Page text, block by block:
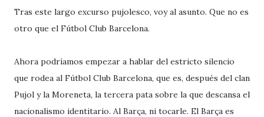
Tras este largo excurso pujolesco, voy al asunto. Que no es
otro que el Fútbol Club Barcelona.
Ahora podríamos empezar a hablar del estricto silencio
que rodea al Fútbol Club Barcelona, que es, después del clan
Pujol y la Moreneta, la tercera pata sobre la que descansa el
nacionalismo identitario. Al Barça, ni tocarle. El Barça es